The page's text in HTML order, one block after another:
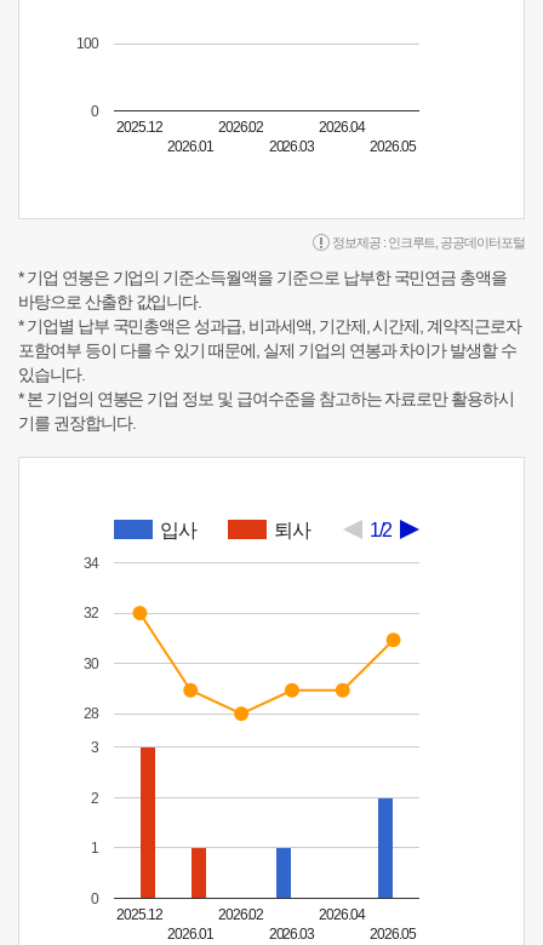
2025.12
2026.01
2026.02
2026.03
2026.04
2026.05
0
100
정보제공 : 인크루트 공공데이터포털
* 기업 연봉은 기업의 기준소득월액을 기준으로 납부한 국민연금 총액을
바탕으로 산출한 값입니다.
* 기업별 납부 국민총액은 성과급, 비과세액, 기간제, 시간제, 계약직근로자
포함여부 등이 다를 수 있기 때문에, 실제 기업의 연봉과 차이가 발생할 수
있습니다.
* 본 기업의 연봉은 기업 정보 및 급여수준을 참고하는 자료로만 활용하시
기를 권장합니다.
입사 퇴사 1/2
2025.12
2026.01
2026.02
2026.03
2026.04
2026.05
0
1
2
3
28
30
32
34